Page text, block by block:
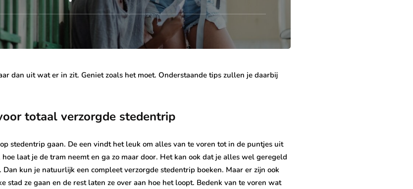
dan uit wat er in zit. Geniet zoals het moet. Onderstaande tips zullen je daarbij
totaal verzorgde stedentrip
stedentrip gaan. De een vindt het leuk om alles van te voren tot in de puntjes uit
laat je de tram neemt en ga zo maar door. Het kan ook dat je alles wel geregeld
kun je natuurlijk een compleet verzorgde stedentrip boeken. Maar er zijn ook
stad ze gaan en de rest laten ze over aan hoe het loopt. Bedenk van te voren wat